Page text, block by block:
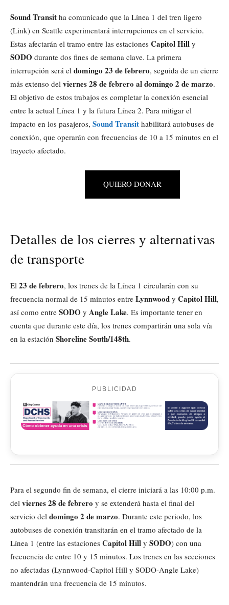
Sound Transit ha comunicado que la Línea 1 del tren ligero
(Link) en Seattle experimentará interrupciones en el servicio.
Estas afectarán el tramo entre las estaciones Capitol Hill y
SODO durante dos fines de semana clave. La primera
interrupción será el domingo 23 de febrero, seguida de un cierre
más extenso del viernes 28 de febrero al domingo 2 de marzo.
El objetivo de estos trabajos es completar la conexión esencial
entre la actual Línea 1 y la futura Línea 2. Para mitigar el
impacto en los pasajeros, Sound Transit habilitará autobuses de
conexión, que operarán con frecuencias de 10 a 15 minutos en el
trayecto afectado.
QUIERO DONAR
Detalles de los cierres y alternativas
de transporte
El 23 de febrero, los trenes de la Línea 1 circularán con su
frecuencia normal de 15 minutos entre Lynnwood y Capitol Hill,
así como entre SODO y Angle Lake. Es importante tener en
cuenta que durante este día, los trenes compartirán una sola vía
en la estación Shoreline South/148th.
PUBLICIDAD
Para el segundo fin de semana, el cierre iniciará a las 10:00 p.m.
del viernes 28 de febrero y se extenderá hasta el final del
servicio del domingo 2 de marzo. Durante este periodo, los
autobuses de conexión transitarán en el tramo afectado de la
Línea 1 (entre las estaciones Capitol Hill y SODO) con una
frecuencia de entre 10 y 15 minutos. Los trenes en las secciones
no afectadas (Lynnwood-Capitol Hill y SODO-Angle Lake)
mantendrán una frecuencia de 15 minutos.